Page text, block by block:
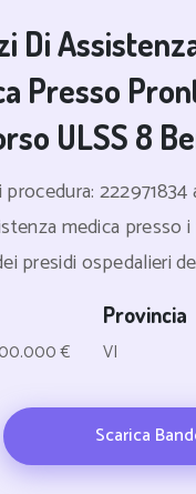
Di
Presso
ULSS 8
medica presso
presidi ospedalieri
€
Provincia
VI
Scarica